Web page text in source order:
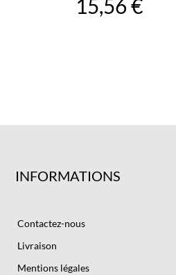
15,56 €
INFORMATIONS
Contactez-nous
Livraison
Mentions légales